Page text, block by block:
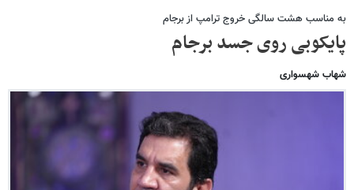
به مناسب هشت سالگی خروج ترامپ از برجام
پایکوبی روی جسد برجام
شهاب شهسواری